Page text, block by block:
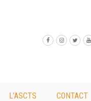
L’ASCTS CONTACT